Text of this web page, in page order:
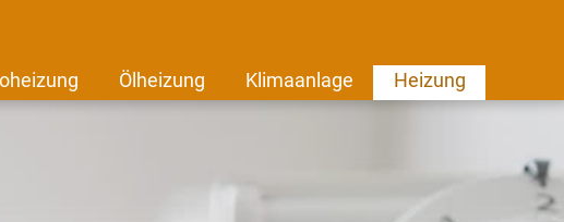
Ölheizung Klimaanlage Heizung